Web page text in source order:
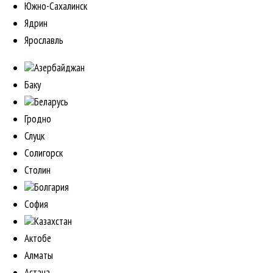
Южно-Сахалинск
Ядрин
Ярославль
Азербайджан
Баку
Беларусь
Гродно
Слуцк
Солигорск
Столин
Болгария
София
Казахстан
Актобе
Алматы